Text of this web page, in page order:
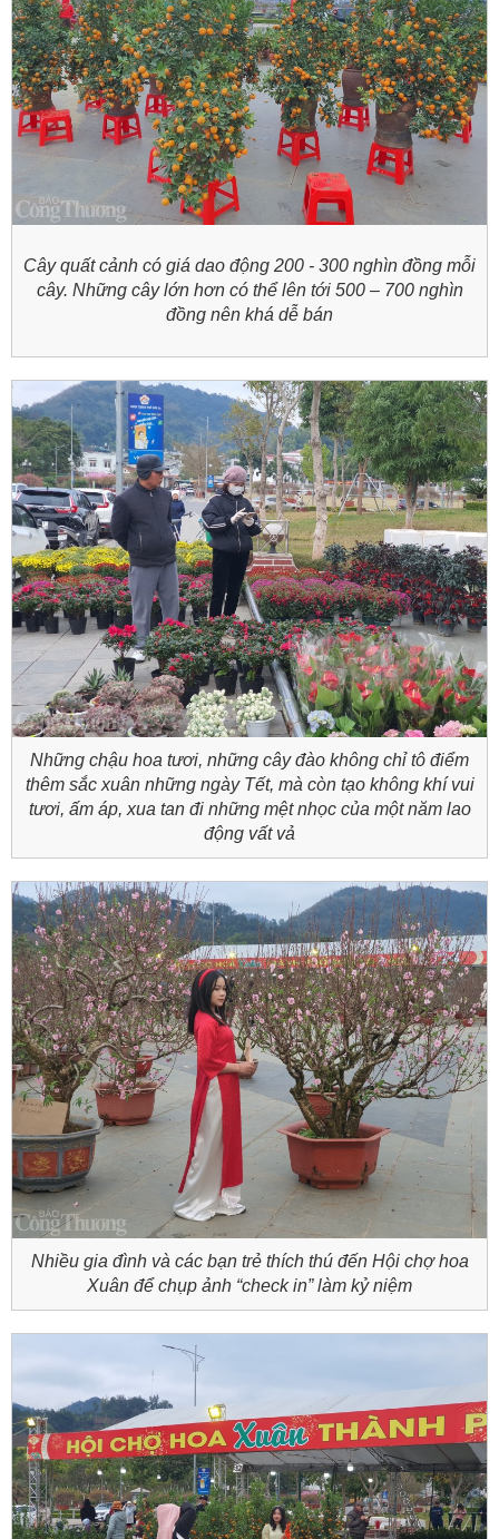
Cây quất cảnh có giá dao động 200 - 300 nghìn đồng mỗi
cây. Những cây lớn hơn có thể lên tới 500 – 700 nghìn
đồng nên khá dễ bán
Những chậu hoa tươi, những cây đào không chỉ tô điểm
thêm sắc xuân những ngày Tết, mà còn tạo không khí vui
tươi, ấm áp, xua tan đi những mệt nhọc của một năm lao
động vất vả
Nhiều gia đình và các bạn trẻ thích thú đến Hội chợ hoa
Xuân để chụp ảnh “check in” làm kỷ niệm